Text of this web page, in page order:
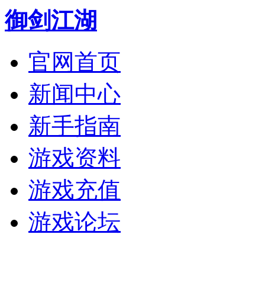
御剑江湖
官网首页
新闻中心
新手指南
游戏资料
游戏充值
游戏论坛